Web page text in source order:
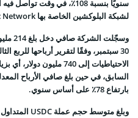
سنويًا بنسبة 108٪، في وقت
لشبكة البلوكشين الخاصة بها Arc Network.
30 سبتمبر، وفقًا لتقرير أرباحها للربع
بارتفاع 78٪ على أساس سنوي.